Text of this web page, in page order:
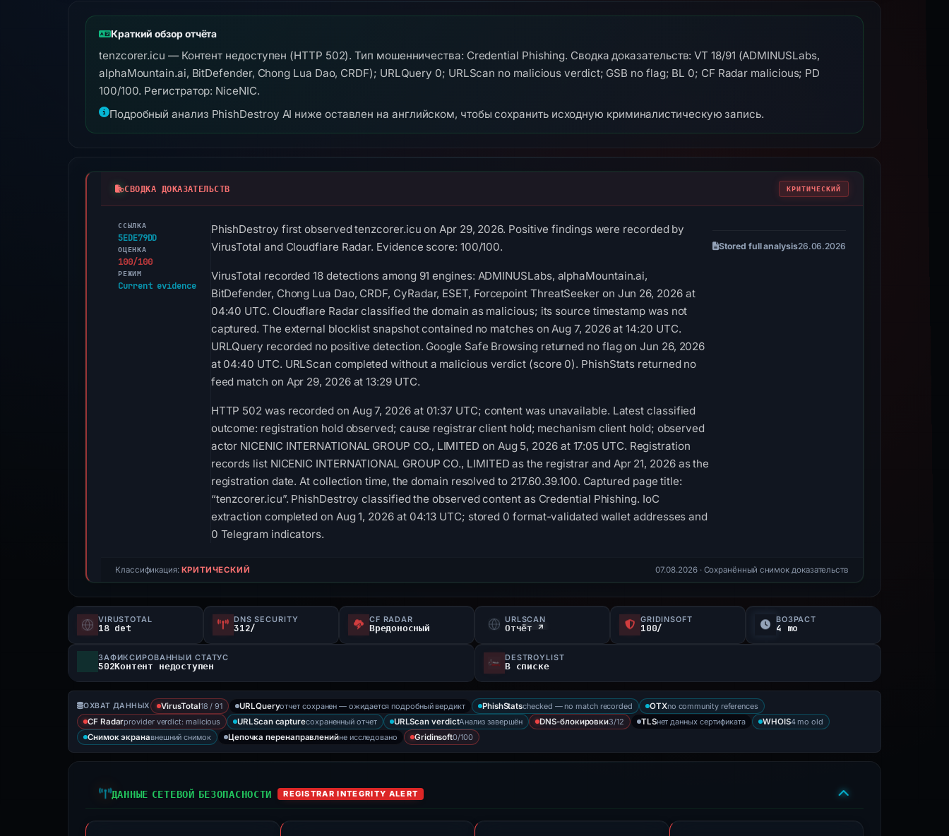
Краткий обзор отчёта
tenzcorer.icu — Контент недоступен (HTTP 502). Тип мошенничества: Credential Phishing. Сводка доказательств: VT 18/91 (ADMINUSLabs,
alphaMountain.ai, BitDefender, Chong Lua Dao, CRDF); URLQuery 0; URLScan no malicious verdict; GSB no flag; BL 0; CF Radar malicious; PD
100/100. Регистратор: NiceNIC.
Подробный анализ PhishDestroy AI ниже оставлен на английском, чтобы сохранить исходную криминалистическую запись.
СВОДКА ДОКАЗАТЕЛЬСТВ КРИТИЧЕСКИЙ
ССЫЛКА
5EDE79DD
ОЦЕНКА
100/100
РЕЖИМ
Current evidence
PhishDestroy first observed tenzcorer.icu on Apr 29, 2026. Positive findings were recorded by
VirusTotal and Cloudflare Radar. Evidence score: 100/100.
VirusTotal recorded 18 detections among 91 engines: ADMINUSLabs, alphaMountain.ai,
BitDefender, Chong Lua Dao, CRDF, CyRadar, ESET, Forcepoint ThreatSeeker on Jun 26, 2026 at
04:40 UTC. Cloudflare Radar classified the domain as malicious; its source timestamp was not
captured. The external blocklist snapshot contained no matches on Aug 7, 2026 at 14:20 UTC.
URLQuery recorded no positive detection. Google Safe Browsing returned no flag on Jun 26, 2026
at 04:40 UTC. URLScan completed without a malicious verdict (score 0). PhishStats returned no
feed match on Apr 29, 2026 at 13:29 UTC.
HTTP 502 was recorded on Aug 7, 2026 at 01:37 UTC; content was unavailable. Latest classified
outcome: registration hold observed; cause registrar client hold; mechanism client hold; observed
actor NICENIC INTERNATIONAL GROUP CO., LIMITED on Aug 5, 2026 at 17:05 UTC. Registration
records list NICENIC INTERNATIONAL GROUP CO., LIMITED as the registrar and Apr 21, 2026 as the
registration date. At collection time, the domain resolved to 217.60.39.100. Captured page title:
“tenzcorer.icu”. PhishDestroy classified the observed content as Credential Phishing. IoC
extraction completed on Aug 1, 2026 at 04:13 UTC; stored 0 format-validated wallet addresses and
0 Telegram indicators.
Stored full analysis26.06.2026
Классификация: КРИТИЧЕСКИЙ 07.08.2026· Сохранённый снимок доказательств
VIRUSTOTAL
18 det
DNS SECURITY
312/
CF RADAR
Вредоносный
URLSCAN
Отчёт ↗
GRIDINSOFT
100/
ВОЗРАСТ
4 mo
ЗАФИКСИРОВАННЫЙ СТАТУС
502Контент недоступен
DESTROYLIST
В списке
ОХВАТ ДАННЫХ VirusTotal18 / 91 URLQueryотчет сохранен — ожидается подробный вердикт PhishStatschecked — no match recorded OTXno community references
CF Radarprovider verdict: malicious URLScan captureсохраненный отчет URLScan verdictАнализ завершён DNS-блокировки3/12 TLSнет данных сертификата WHOIS4 mo old
Снимок экранавнешний снимок Цепочка перенаправленийне исследовано Gridinsoft0/100
ДАННЫЕ СЕТЕВОЙ БЕЗОПАСНОСТИ REGISTRAR INTEGRITY ALERT